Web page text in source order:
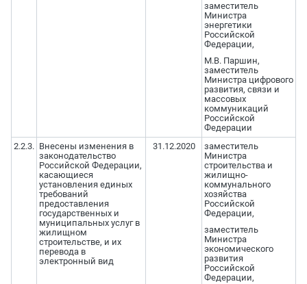
заместитель
Министра
энергетики
Российской
Федерации,
М.В. Паршин,
заместитель
Министра цифрового
развития, связи и
массовых
коммуникаций
Российской
Федерации
2.2.3. Внесены изменения в
законодательство
Российской Федерации,
касающиеся
установления единых
требований
предоставления
государственных и
муниципальных услуг в
жилищном
строительстве, и их
перевода в
электронный вид
31.12.2020
заместитель
Министра
строительства и
жилищно-
коммунального
хозяйства
Российской
Федерации,
заместитель
Министра
экономического
развития
Российской
Федерации,